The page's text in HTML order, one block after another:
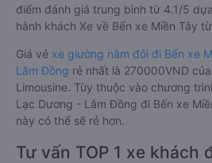
điểm đánh giá trung bình từ 4.1/5
hành khách Xe về Bến xe Miền Tây
Giá vé xe giường nằm đôi đi Bến xe
Lâm Đồng rẻ nhất là 270000VND
Limousine. Tùy thuộc vào chương
Lạc Dương - Lâm Đồng đi Bến xe
này có thể sẽ rẻ hơn.
Tư vấn TOP 1 xe khách